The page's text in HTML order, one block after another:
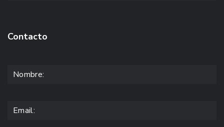
Contacto